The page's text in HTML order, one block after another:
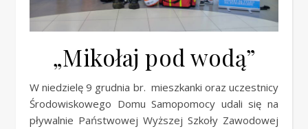
„Mikołaj pod wodą”
W niedzielę 9 grudnia br. mieszkanki oraz uczestnicy
Środowiskowego Domu Samopomocy udali się na
pływalnie Państwowej Wyższej Szkoły Zawodowej